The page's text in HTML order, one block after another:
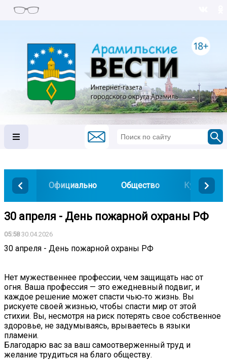
Официально Общество Культура
30 апреля - День пожарной охраны РФ
05:5830.04.2026
30 апреля - День пожарной охраны РФ
Нет мужественнее профессии, чем защищать нас от
огня. Ваша профессия — это ежедневный подвиг, и
каждое решение может спасти чью‑то жизнь. Вы
рискуете своей жизнью, чтобы спасти мир от этой
стихии. Вы, несмотря на риск потерять свое собственное
здоровье, не задумываясь, врываетесь в языки
пламени.
Благодарю вас за ваш самоотверженный труд и
желание трудиться на благо обществу.